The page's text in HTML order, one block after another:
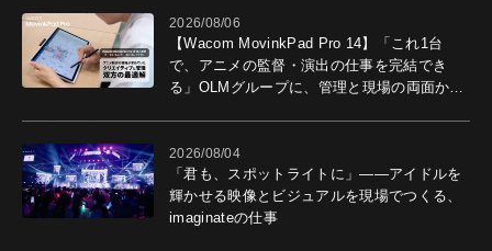
2026/08/06
【Wacom MovinkPad Pro 14】「これ1台
で、アニメの監督・演出の仕事を完結でき
る」OLMグループに、管理と現場の両面から
2026/08/04
「君も、スポットライトに」――アイドルを
輝かせる映像とビジュアルを現場でつくる、
imaginateの仕事